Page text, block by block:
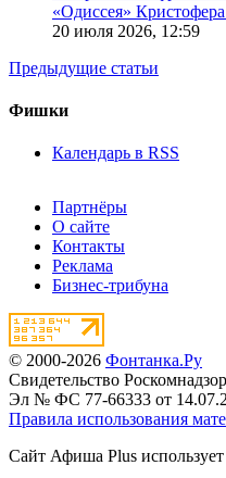
«Одиссея»
20 июля 2026, 12:59
Предыдущие статьи
Фишки
Календарь в RSS
Партнёры
О сайте
Контакты
Реклама
Бизнес-трибуна
© 2000-2026 Фонтанка.Ру
Свидетельство
Эл № ФС 77-66333 от
Правила использования
Сайт Афиша Plus использует